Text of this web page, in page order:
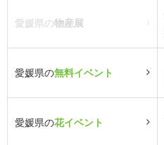
愛媛県の物産展
愛媛県の無料イベント
愛媛県の花イベント